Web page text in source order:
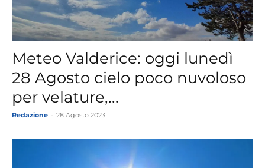
Meteo Valderice: oggi lunedì
28 Agosto cielo poco nuvoloso
per velature,...
Redazione 28 Agosto 2023